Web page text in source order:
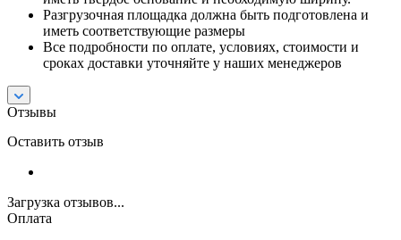
Разгрузочная площадка должна быть подготовлена и
иметь соответствующие размеры
Все подробности по оплате, условиях, стоимости и
сроках доставки уточняйте у наших менеджеров
Отзывы
Оставить отзыв
Загрузка отзывов...
Оплата